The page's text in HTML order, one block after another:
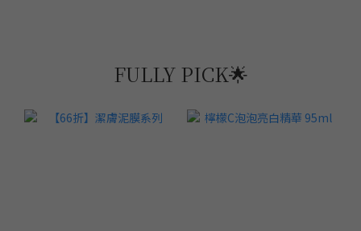
FULLY PICK🌟